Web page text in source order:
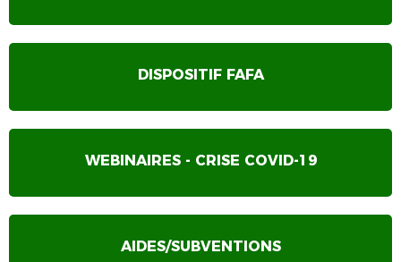
DISPOSITIF FAFA
WEBINAIRES - CRISE COVID-19
AIDES/SUBVENTIONS